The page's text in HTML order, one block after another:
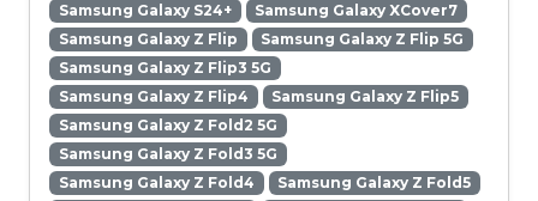
Samsung Galaxy S24+
Samsung Galaxy XCover7
Samsung Galaxy Z Flip
Samsung Galaxy Z Flip 5G
Samsung Galaxy Z Flip3 5G
Samsung Galaxy Z Flip4
Samsung Galaxy Z Flip5
Samsung Galaxy Z Fold2 5G
Samsung Galaxy Z Fold3 5G
Samsung Galaxy Z Fold4
Samsung Galaxy Z Fold5